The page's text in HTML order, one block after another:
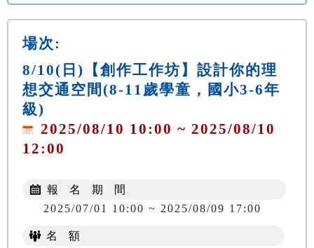
場次:
8/10(日)【創作工作坊】設計你的理
想交通空間(8-11歲學童，國小3-6年
級)
2025/08/10 10:00 ~ 2025/08/10
12:00
報 名 期 間
2025/07/01 10:00 ~ 2025/08/09 17:00
名 額